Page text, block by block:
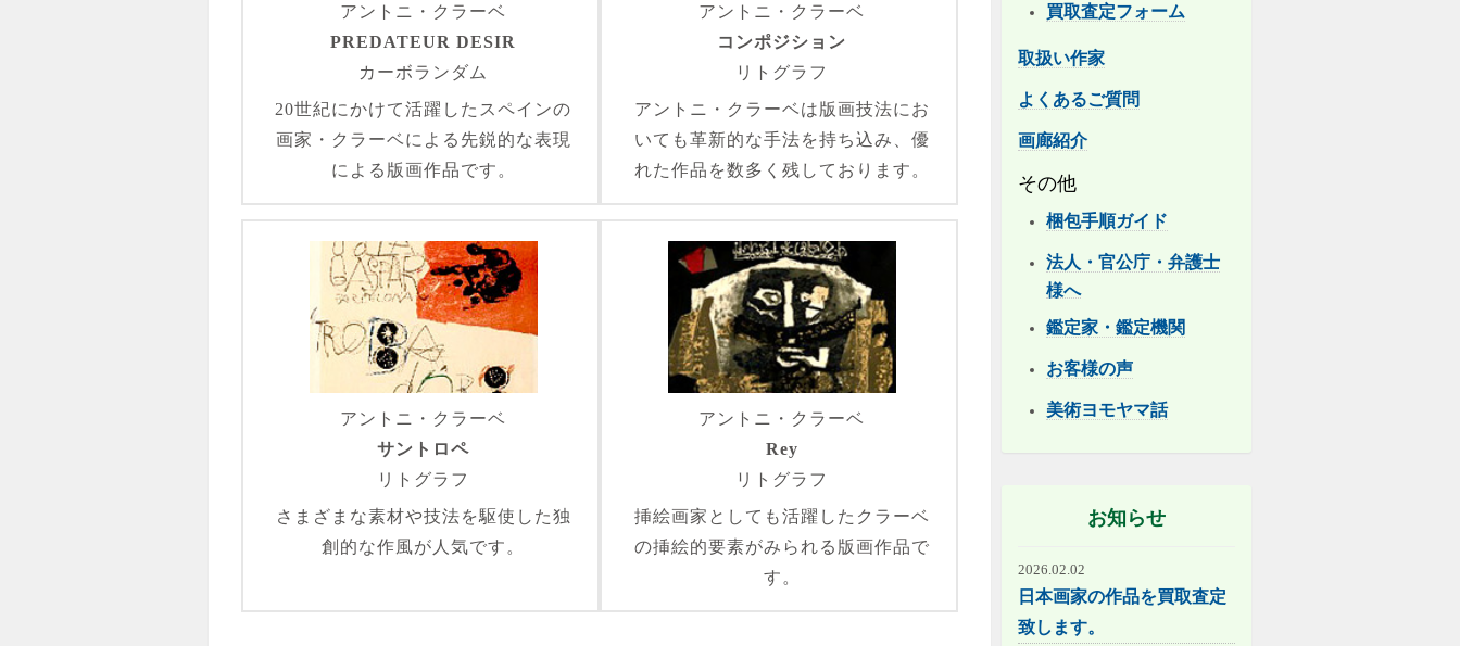
アントニ・クラーベ
PREDATEUR DESIR
カーボランダム
20世紀にかけて活躍したスペインの
画家・クラーベによる先鋭的な表現
による版画作品です。
アントニ・クラーベ
コンポジション
リトグラフ
アントニ・クラーベは版画技法にお
いても革新的な手法を持ち込み、優
れた作品を数多く残しております。
アントニ・クラーベ
サントロペ
リトグラフ
さまざまな素材や技法を駆使した独
創的な作風が人気です。
アントニ・クラーベ
Rey
リトグラフ
挿絵画家としても活躍したクラーベ
の挿絵的要素がみられる版画作品で
す。
買取査定フォーム
取扱い作家
よくあるご質問
画廊紹介
その他
梱包手順ガイド
法人・官公庁・弁護士
様へ
鑑定家・鑑定機関
お客様の声
美術ヨモヤマ話
お知らせ
2026.02.02
日本画家の作品を買取査定
致します。